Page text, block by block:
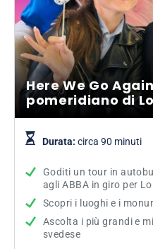
Here We Go
pomeridiano di
Durata: circa 90 minuti
Goditi un tour in
agli ABBA in giro per
Scopri i luoghi e i
Ascolta i più grandi e
svedese